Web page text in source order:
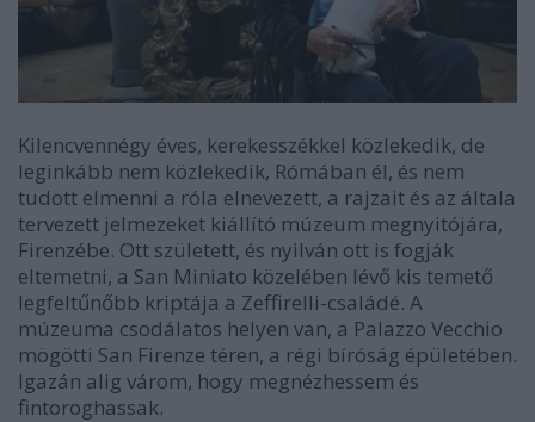
Kilencvennégy éves, kerekesszékkel közlekedik, de
leginkább nem közlekedik, Rómában él, és nem
tudott elmenni a róla elnevezett, a rajzait és az általa
tervezett jelmezeket kiállító múzeum megnyitójára,
Firenzébe. Ott született, és nyilván ott is fogják
eltemetni, a San Miniato közelében lévő kis temető
legfeltűnőbb kriptája a Zeffirelli-családé. A
múzeuma csodálatos helyen van, a Palazzo Vecchio
mögötti San Firenze téren, a régi bíróság épületében.
Igazán alig várom, hogy megnézhessem és
fintoroghassak.